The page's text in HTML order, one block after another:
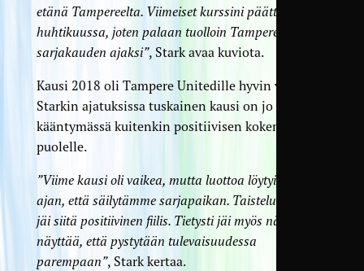
etänä Tampereelta. Viimeiset kurssini päättyvät
huhtikuussa, joten palaan tuolloin Tampereelle koko
sarjakauden ajaksi”, Stark avaa kuviota.
Kausi 2018 oli Tampere Unitedille hyvin vaikea.
Starkin ajatuksissa tuskainen kausi on jo
kääntymässä kuitenkin positiivisen kokemuksen
puolelle.
”Viime kausi oli vaikea, mutta luottoa löytyi koko
ajan, että säilytämme sarjapaikan. Taistelun jälkeen
jäi siitä positiivinen fiilis. Tietysti jäi myös nälkää
näyttää, että pystytään tulevaisuudessa
parempaan”, Stark kertaa.